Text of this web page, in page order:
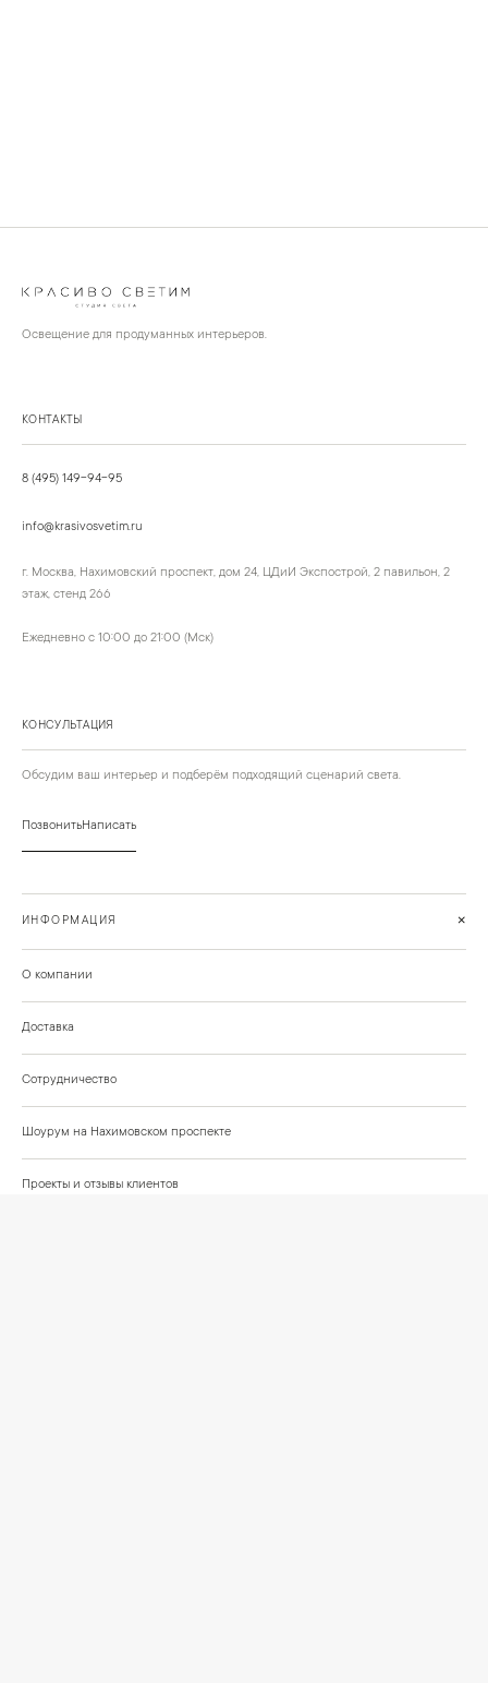
Освещение для продуманных интерьеров.
КОНТАКТЫ
8 (495) 149-94-95
info@krasivosvetim.ru
г. Москва, Нахимовский проспект, дом 24, ЦДиИ Экспострой, 2 павильон, 2
этаж, стенд 266
Ежедневно с 10:00 до 21:00 (Мск)
КОНСУЛЬТАЦИЯ
Обсудим ваш интерьер и подберём подходящий сценарий света.
ПозвонитьНаписать
ИНФОРМАЦИЯ +
О компании
Доставка
Сотрудничество
Шоурум на Нахимовском проспекте
Проекты и отзывы клиентов